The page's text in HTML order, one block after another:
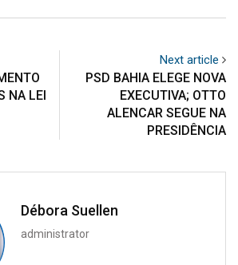
NA LEI
Next article
PSD BAHIA ELEGE NOVA
EXECUTIVA; OTTO
ALENCAR SEGUE NA
PRESIDÊNCIA
Débora Suellen
administrator